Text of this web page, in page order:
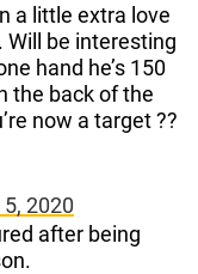
a little extra love
be interesting
hand he’s 150
the back of the
now a target ??
2020
after being